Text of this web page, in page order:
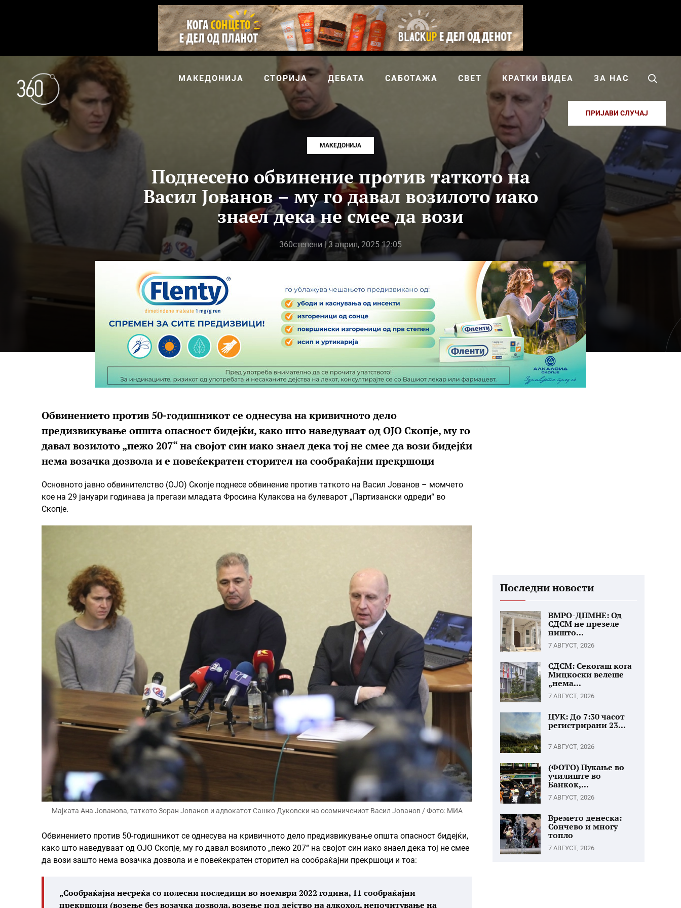
МАКЕДОНИЈА СТОРИЈА ДЕБАТА САБОТАЖА СВЕТ КРАТКИ ВИДЕА ЗА НАС
ПРИЈАВИ СЛУЧАЈ
МАКЕДОНИЈА
Поднесено обвинение против таткото на
Васил Јованов – му го давал возилото иако
знаел дека не смее да вози
360степени | 3 април, 2025 12:05
Обвинението против 50-годишникот се однесува на кривичното дело
предизвикување општа опасност бидејќи, како што наведуваат од ОЈО Скопје, му го
давал возилото „пежо 207“ на својот син иако знаел дека тој не смее да вози бидејќи
нема возачка дозвола и е повеќекратен сторител на сообраќајни прекршоци
Основното јавно обвинителство (ОЈО) Скопје поднесе обвинение против таткото на Васил Јованов – момчето
кое на 29 јануари годинава ја прегази младата Фросина Кулакова на булеварот „Партизански одреди“ во
Скопје.
Мајката Ана Јованова, таткото Зоран Јованов и адвокатот Сашко Дуковски на осомничениот Васил Јованов / Фото: МИА
Обвинението против 50-годишникот се однесува на кривичното дело предизвикување општа опасност бидејќи,
како што наведуваат од ОЈО Скопје, му го давал возилото „пежо 207“ на својот син иако знаел дека тој не смее
да вози зашто нема возачка дозвола и е повеќекратен сторител на сообраќајни прекршоци и тоа:
„Сообраќајна несреќа со полесни последици во ноември 2022 година, 11 сообраќајни
прекршоци (возење без возачка дозвола, возење под дејство на алкохол, непочитување на
Последни новости
ВМРО-ДПМНЕ: Од
СДСМ не презеле
ништо...
7 АВГУСТ, 2026
СДСМ: Секогаш кога
Мицкоски велеше
„нема...
7 АВГУСТ, 2026
ЦУК: До 7:30 часот
регистрирани 23...
7 АВГУСТ, 2026
(ФОТО) Пукање во
училиште во
Банкок,...
7 АВГУСТ, 2026
Времето денеска:
Сончево и многу
топло
7 АВГУСТ, 2026